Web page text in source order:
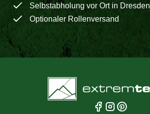
Selbstabholung vor Ort in Dresden
Optionaler Rollenversand